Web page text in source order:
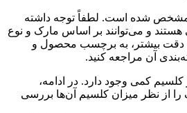
مشخص شده است. لطفاً توجه داشته
هستند و می‌توانند بر اساس مارک و نوع
دقت بیشتر، به برچسب محصول و
آن مراجعه کنید.
کلسیم کمی وجود دارد. در ادامه،
از نظر میزان کلسیم آن‌ها بررسی